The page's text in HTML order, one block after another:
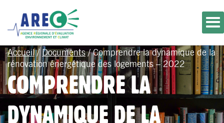
Accueil/Documents/Comprendre la dynamique de la
rénovation énergétique des logements – 2022
COMPRENDRE LA
DYNAMIQUE DE LA